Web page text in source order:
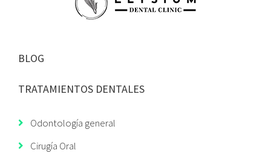
BLOG
TRATAMIENTOS DENTALES
Odontología general
Cirugía Oral